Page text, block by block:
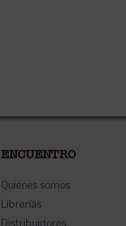
ENCUENTRO
Quiénes somos
Librerías
Distribuidores